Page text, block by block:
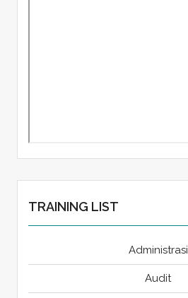
TRAINING LIST
Administrasi
Audit